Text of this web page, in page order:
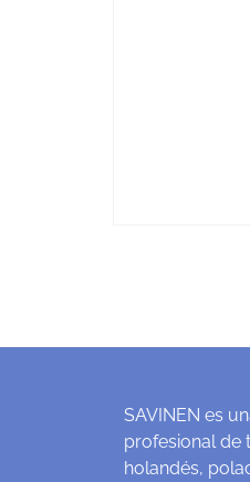
SAVINEN es
profesional de
holandés,